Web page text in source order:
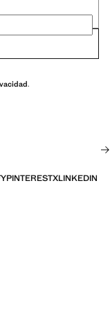
.
PINTERESTXLINKEDIN